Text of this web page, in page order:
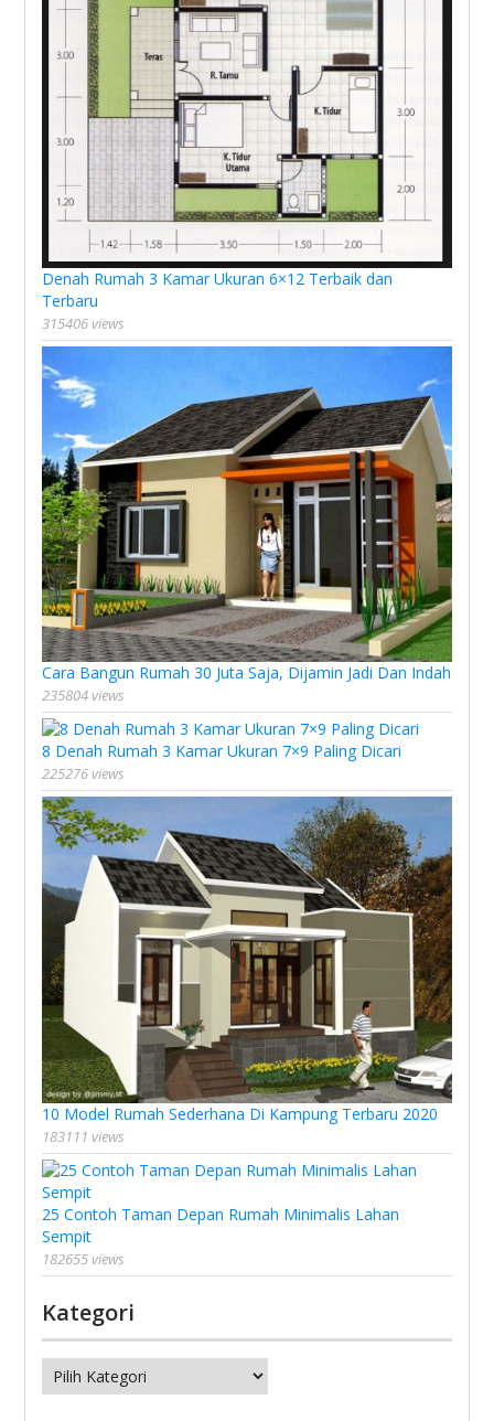
Denah Rumah 3 Kamar Ukuran 6×12 Terbaik dan
Terbaru
315406 views
Cara Bangun Rumah 30 Juta Saja, Dijamin Jadi Dan Indah
235804 views
8 Denah Rumah 3 Kamar Ukuran 7×9 Paling Dicari
225276 views
10 Model Rumah Sederhana Di Kampung Terbaru 2020
183111 views
25 Contoh Taman Depan Rumah Minimalis Lahan
Sempit
182655 views
Kategori
Kategori